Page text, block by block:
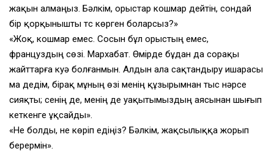
жақын алмаңыз. Бәлкім, орыстар кошмар дейтін, сондай
бір қорқынышты түс көрген боларсыз?»
«Жоқ, кошмар емес. Сосын бұл орыстың емес,
француздың сөзі. Мархабат. Өмірде бұдан да сорақы
жайттарға куә болғанмын. Алдын ала сақтандыру ишарасы
ма дедім, бірақ мұның өзі менің құзырымнан тыс нәрсе
сияқты; сенің де, менің де уақытымыздың аясынан шығып
кеткенге ұқсайды».
«Не болды, не көріп едіңіз? Бәлкім, жақсылыққа жорып
берермін».